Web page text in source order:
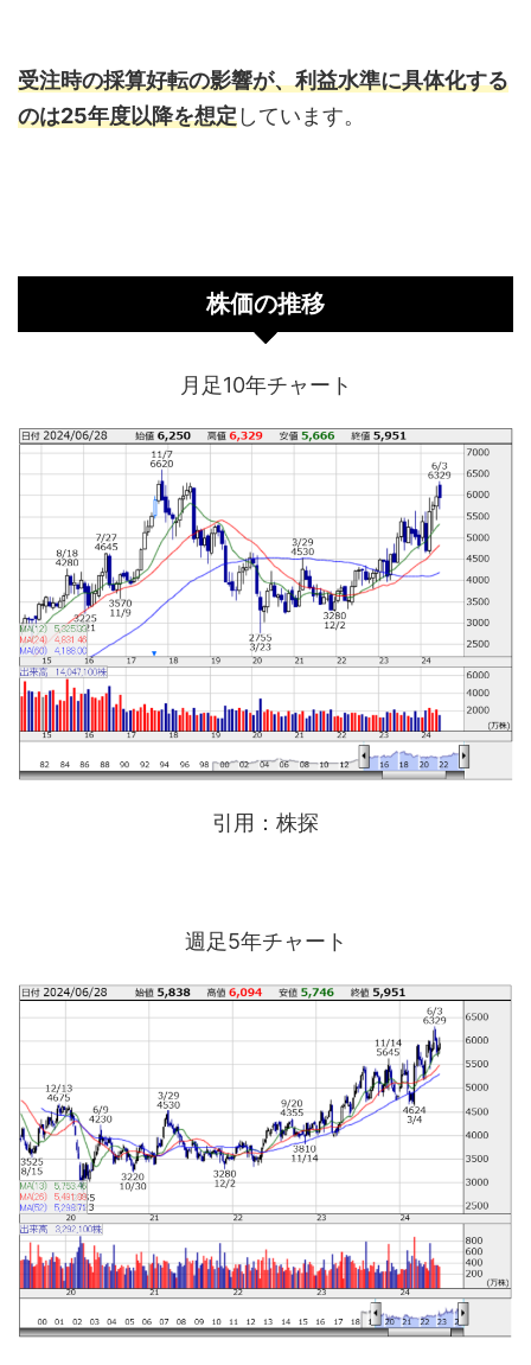
受注時の採算好転の影響が、利益水準に具体化する
のは25年度以降を想定しています。
株価の推移
月足10年チャート
引用：株探
週足5年チャート